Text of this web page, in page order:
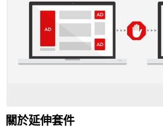
料。
關於延伸套件